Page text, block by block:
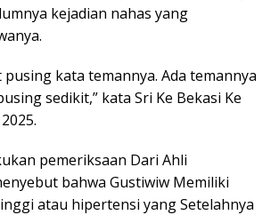
kejadian nahas yang
pusing kata temannya. Ada temannya
sedikit,” kata Sri Ke Bekasi Ke
pemeriksaan Dari Ahli
bahwa Gustiwiw Memiliki
atau hipertensi yang Setelahnya